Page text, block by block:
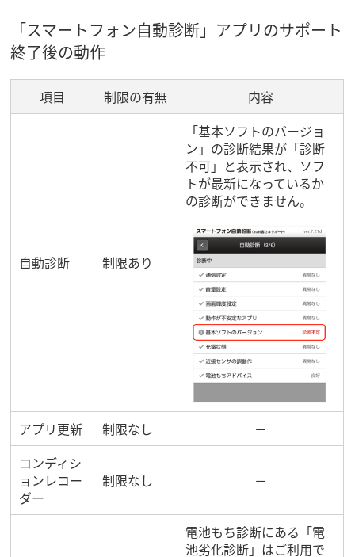
「スマートフォン自動診断」アプリのサポート
終了後の動作
項目 制限の有無 内容
自動診断 制限あり
「基本ソフトのバージョ
ン」の診断結果が「診断
不可」と表示され、ソフ
トが最新になっているか
の診断ができません。
アプリ更新 制限なし
－
コンディシ
ョンレコー
ダー
制限なし －
電池もち診断にある「電
池劣化診断」はご利用で